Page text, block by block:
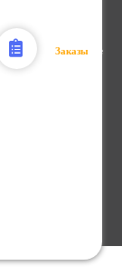
Заказы
и ГСМ
и диски